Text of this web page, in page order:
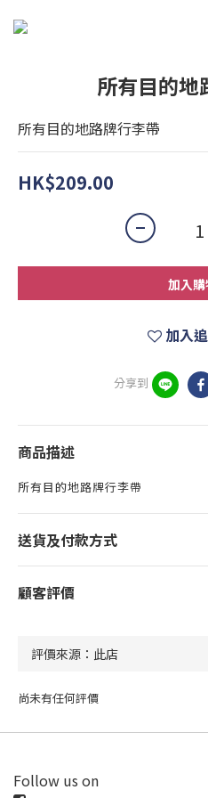
所有目的地
所有目的地路牌行李帶
HK$209.00
加入
加入
分享到
商品描述
所有目的地路牌行李帶
送貨及付款方式
顧客評價
尚未有任何評價
Follow us on